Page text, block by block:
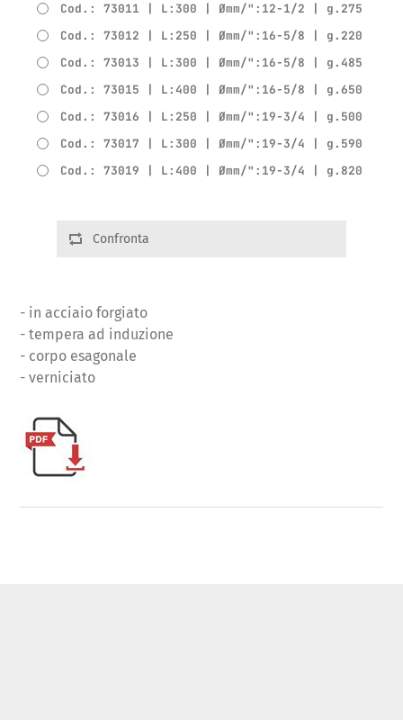
Cod.: 73011 | L:300 | Ømm/":12-1/2 | g.275
Cod.: 73012 | L:250 | Ømm/":16-5/8 | g.220
Cod.: 73013 | L:300 | Ømm/":16-5/8 | g.485
Cod.: 73015 | L:400 | Ømm/":16-5/8 | g.650
Cod.: 73016 | L:250 | Ømm/":19-3/4 | g.500
Cod.: 73017 | L:300 | Ømm/":19-3/4 | g.590
Cod.: 73019 | L:400 | Ømm/":19-3/4 | g.820
Confronta
- in acciaio forgiato
- tempera ad induzione
- corpo esagonale
- verniciato